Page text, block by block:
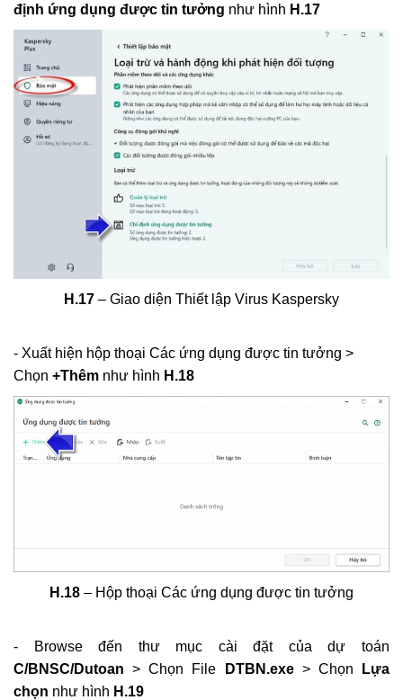
định ứng dụng được tin tưởng như hình H.17
H.17 – Giao diện Thiết lập Virus Kaspersky
- Xuất hiện hộp thoại Các ứng dụng được tin tưởng >
Chọn +Thêm như hình H.18
H.18 – Hộp thoại Các ứng dụng được tin tưởng
- Browse đến thư mục cài đặt của dự toán
C/BNSC/Dutoan > Chọn File DTBN.exe> Chọn
Lựa
chọn như hình H.19